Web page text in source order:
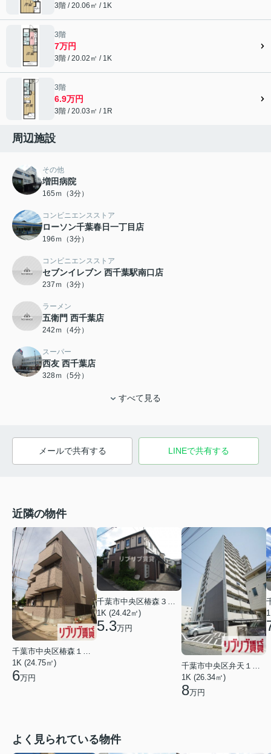
3階 / 20.06㎡ / 1K
3階
7万円
3階 / 20.02㎡ / 1K
3階
6.9万円
3階 / 20.03㎡ / 1R
周辺施設
その他
増田病院
165ｍ（3分）
コンビニエンスストア
ローソン千葉春日一丁目店
196ｍ（3分）
コンビニエンスストア
セブンイレブン 西千葉駅南口店
237ｍ（3分）
ラーメン
五衛門 西千葉店
242ｍ（4分）
スーパー
西友 西千葉店
328ｍ（5分）
すべて見る
メールで共有する LINEで共有する
近隣の物件
1K (24.75㎡)
6万円
千葉市中央区椿森３丁目
1K (24.42㎡)
5.3万円
千葉市中央区弁天１丁目
1K (26.34㎡)
8万円
よく見られている物件